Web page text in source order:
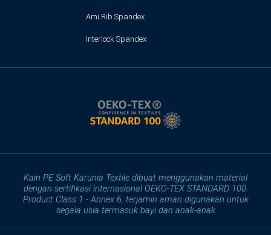
Ami Rib Spandex
Interlock Spandex
Kain PE Soft Karunia Textile dibuat menggunakan material
dengan sertifikasi internasional OEKO-TEX STANDARD 100.
Product Class 1 - Annex 6, terjamin aman digunakan untuk
segala usia termasuk bayi dan anak-anak